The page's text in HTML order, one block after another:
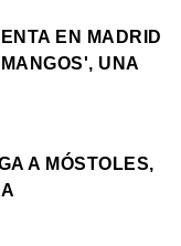
EN MADRID
UNA
A MÓSTOLES,